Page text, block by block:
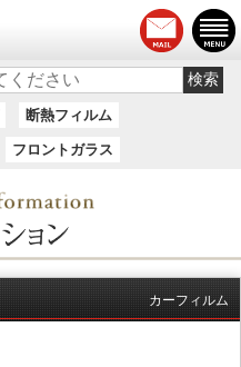
断熱フィルム
フロントガラス
カーフィルム